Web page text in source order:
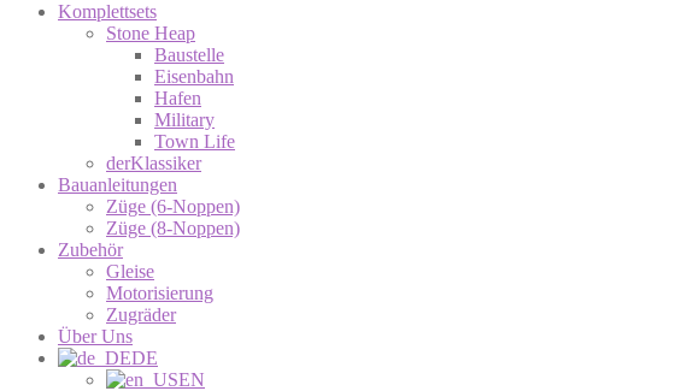
Komplettsets
Stone Heap
Baustelle
Eisenbahn
Hafen
Military
Town Life
derKlassiker
Bauanleitungen
Züge (6-Noppen)
Züge (8-Noppen)
Zubehör
Gleise
Motorisierung
Zugräder
Über Uns
DE
EN